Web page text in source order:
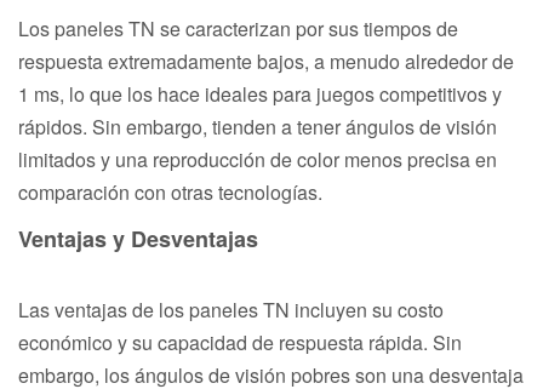
Los paneles TN se caracterizan por sus tiempos de
respuesta extremadamente bajos, a menudo alrededor de
1 ms, lo que los hace ideales para juegos competitivos y
rápidos. Sin embargo, tienden a tener ángulos de visión
limitados y una reproducción de color menos precisa en
comparación con otras tecnologías.
Ventajas y Desventajas
Las ventajas de los paneles TN incluyen su costo
económico y su capacidad de respuesta rápida. Sin
embargo, los ángulos de visión pobres son una desventaja